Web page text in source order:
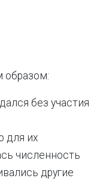
образом:
без участия
для их
численность
другие